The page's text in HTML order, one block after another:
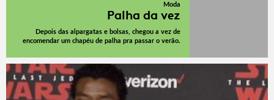
Moda
Palha da vez
Depois das alpargatas e bolsas, chegou a vez de
encomendar um chapéu de palha pra passar o verão.